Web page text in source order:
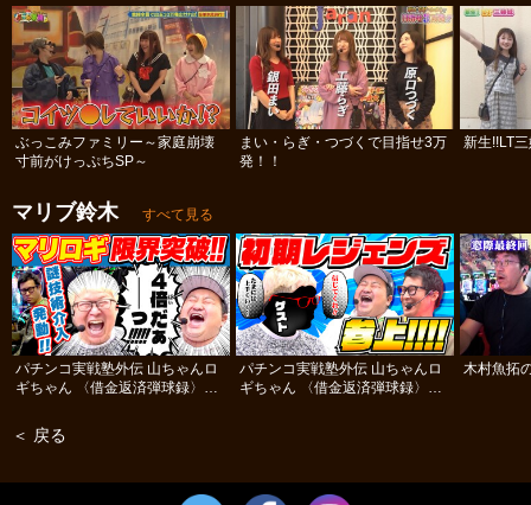
ぶっこみファミリー～家庭崩壊
寸前がけっぷちSP～
まい・らぎ・つづくで目指せ3万
発！！
新生!!LT
マリブ鈴木 すべて見る
パチンコ実戦塾外伝 山ちゃんロ
ギちゃん 〈借金返済弾球録〉
パチンコ実戦塾外伝 山ちゃんロ
ギちゃん 〈借金返済弾球録〉
木村魚拓
＜ 戻る